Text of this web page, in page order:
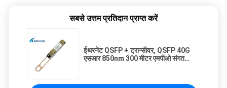
सबसे उत्तम प्रतिदान प्राप्त करें
ईथरनेट QSFP + ट्रान्सीवर, QSFP 40G
एसआर 850nm 300 मीटर एमपीओ संगत